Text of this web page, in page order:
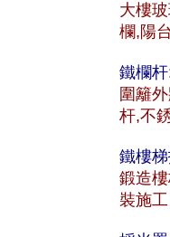
大樓
欄,陽
鐵欄
圍籬
杆,不
鐵樓
鍛造
裝施工